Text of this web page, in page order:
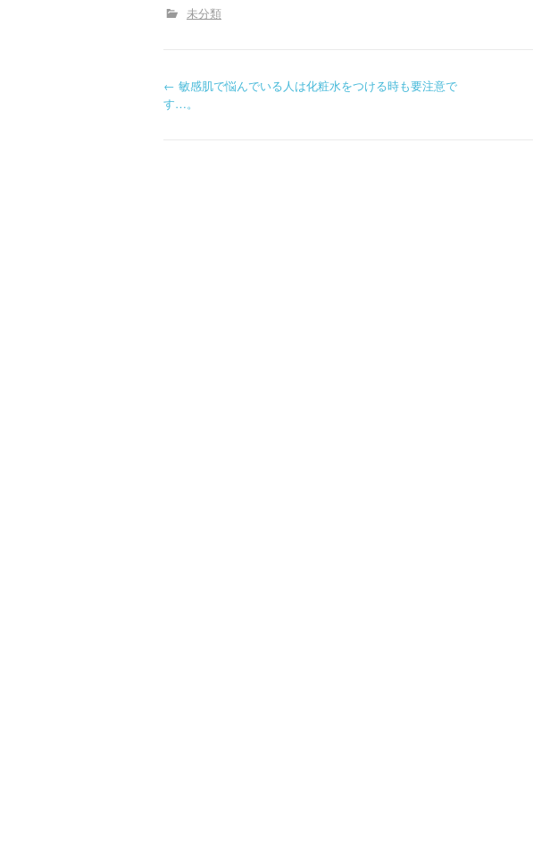
未分類
P
← 敏感肌で悩んでいる人は化粧水をつける時も要注意で
す…。